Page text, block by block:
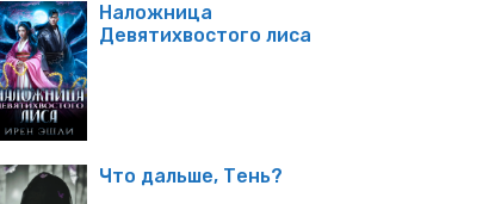
Наложница
Девятихвостого лиса
Что дальше, Тень?